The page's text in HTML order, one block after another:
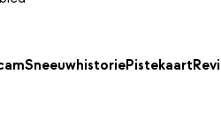
SneeuwhistoriePistekaart